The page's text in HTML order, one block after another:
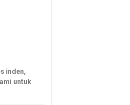
inden,
untuk